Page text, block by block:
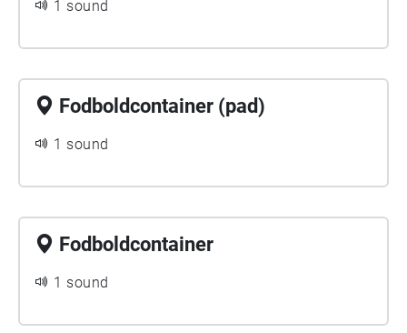
1 sound
Fodboldcontainer (pad)
1 sound
Fodboldcontainer
1 sound